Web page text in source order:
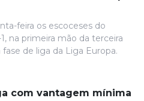
feira os escoceses do
na primeira mão da terceira
de liga da Liga Europa.
com vantagem mínima